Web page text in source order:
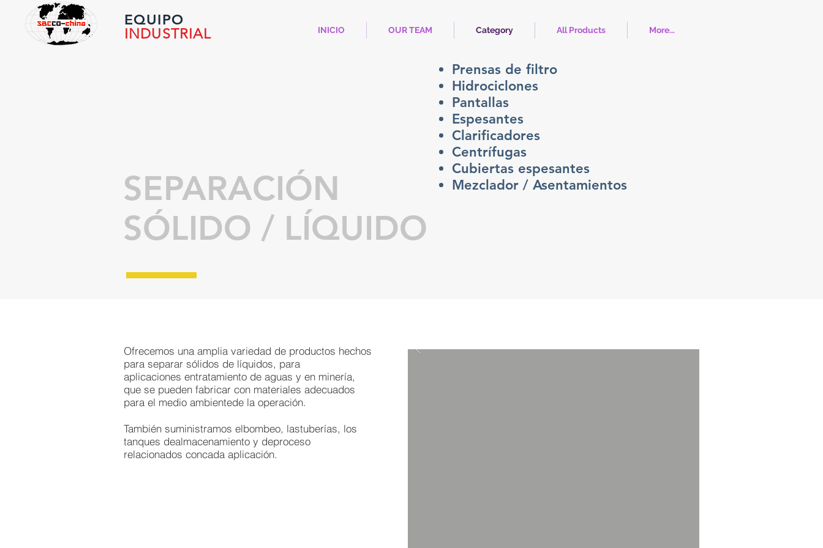
EQUIPO
INDUSTRIAL INICIO OUR TEAM Category All Products More...
SEPARACIÓN
SÓLIDO / LÍQUIDO
Prensas de filtro
Hidrociclones
Pantallas
Espesantes
Clarificadores
Centrífugas
Cubiertas espesantes
Mezclador / Asentamientos
Ofrecemos una amplia variedad de productos hechos
para separar sólidos de líquidos, para
aplicaciones entratamiento de aguas y en minería,
que se pueden fabricar con materiales adecuados
para el medio ambientede la operación.
También suministramos elbombeo, lastuberías, los
tanques dealmacenamiento y deproceso
relacionados concada aplicación.